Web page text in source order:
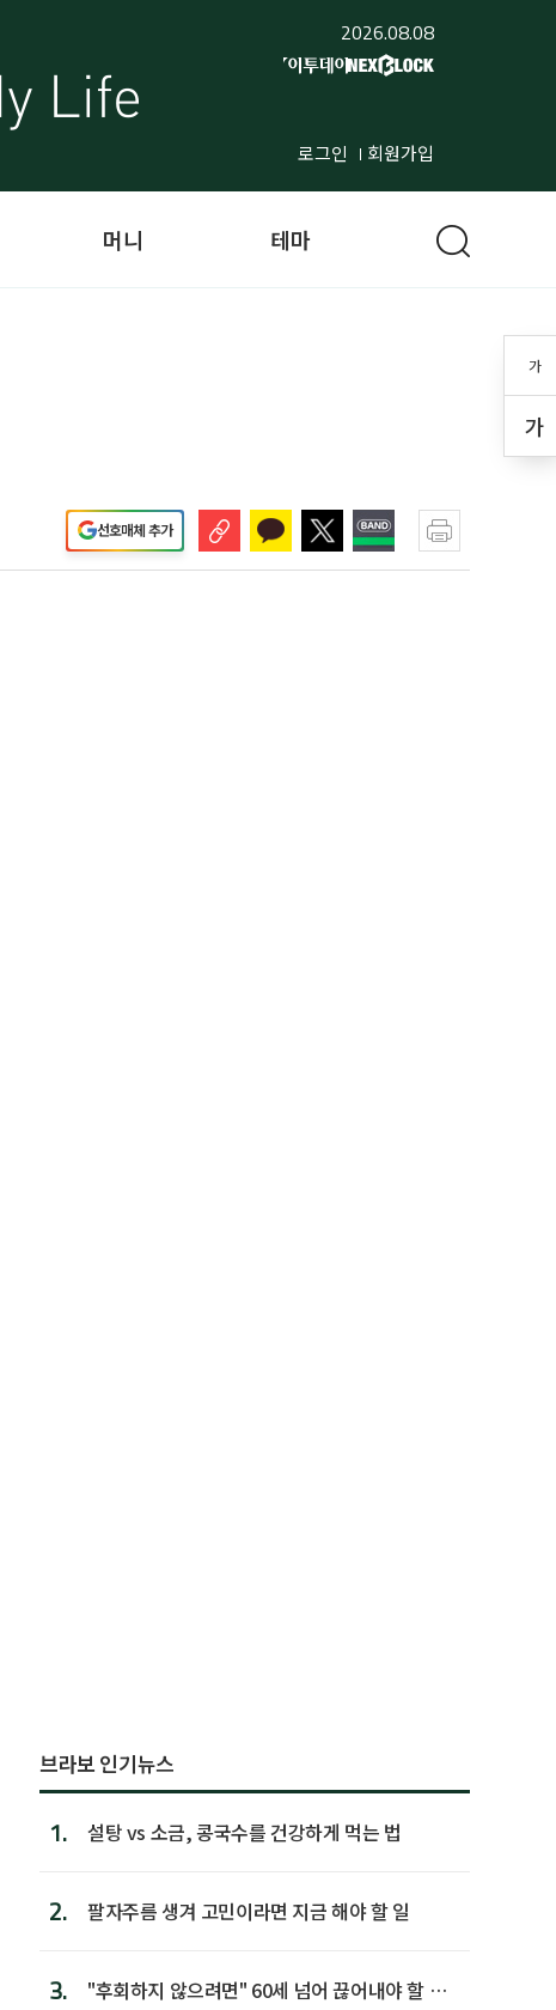
2026.08.08
로그인 회원가입
가
가
머니 테마
선호매체 추가
브라보 인기뉴스
1. 설탕 vs 소금, 콩국수를 건강하게 먹는 법
2. 팔자주름 생겨 고민이라면 지금 해야 할 일
3.
"후회하지 않으려면" 60세 넘어 끊어내야 할 사